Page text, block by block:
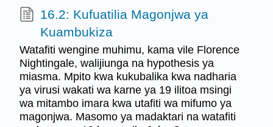
16.2: Kufuatilia Magonjwa ya
Kuambukiza
Watafiti wengine muhimu, kama vile Florence
Nightingale, walijiunga na hypothesis ya
miasma. Mpito kwa kukubalika kwa nadharia
ya virusi wakati wa karne ya 19 ilitoa msingi
wa mitambo imara kwa utafiti wa mifumo ya
magonjwa. Masomo ya madaktari na watafiti